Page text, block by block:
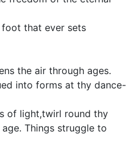
that ever sets
the air through ages.
into forms at thy dance-
of light,twirl round thy
Things struggle to